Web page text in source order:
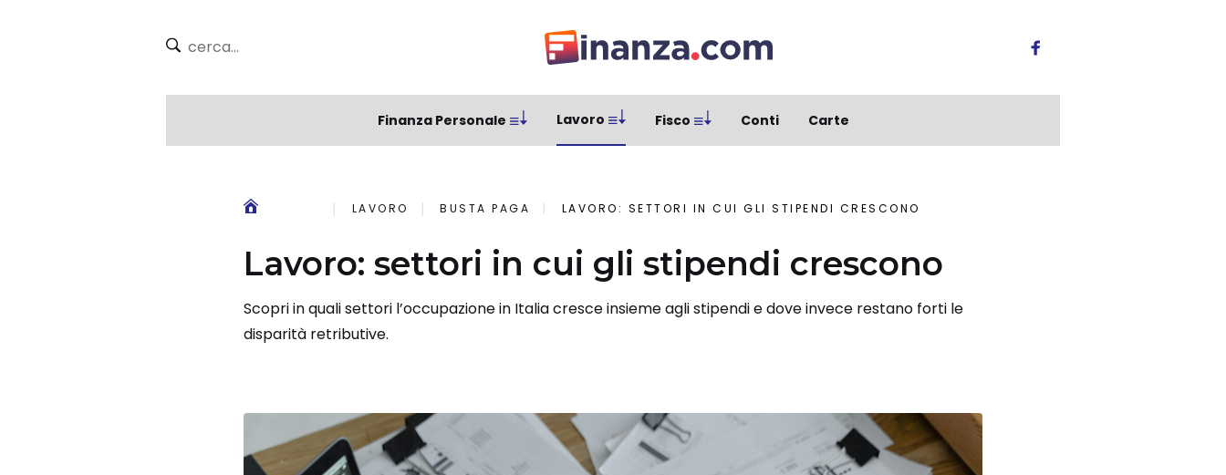
Finanza Personale Lavoro Fisco Conti Carte
LAVORO BUSTA PAGA LAVORO: SETTORI IN CUI GLI STIPENDI CRESCONO
Lavoro: settori in cui gli stipendi crescono
Scopri in quali settori l’occupazione in Italia cresce insieme agli stipendi e dove invece restano forti le
disparità retributive.